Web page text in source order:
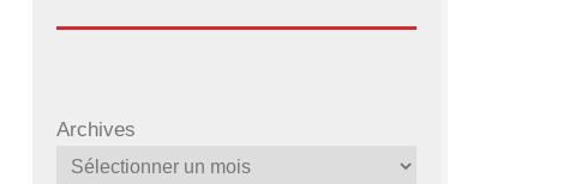
Archives